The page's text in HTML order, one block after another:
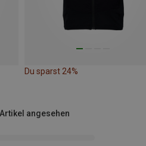
Du sparst 24%
angesehen